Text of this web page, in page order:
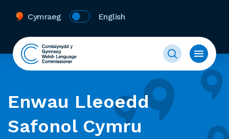
Cymraeg English
Enwau Lleoedd
Safonol Cymru